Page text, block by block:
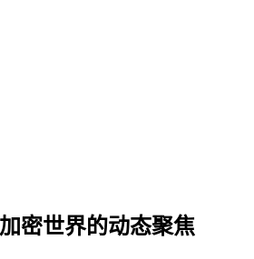
密世界的动态聚焦